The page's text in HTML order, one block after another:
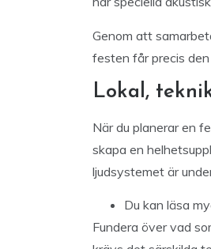
Genom att
festen får precis
Lokal,
När du planerar en
skapa en
ljudsystemet är
Du kan läsa
Fundera över vad